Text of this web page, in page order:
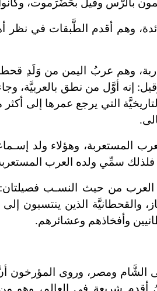
بالرَّس وقيل بحَضْرَموت،
وهم أقدم الطَّبقات في نظر
وهم عربُ اليمن من وَلَدِ
إنه أوَّل من نطق بالعربيَّة،
التي يرجع عمرها إلى
المستعربة، وهؤلاء ولد
فلذلك سمِّي ولده العرب
من حيث النسـب فصيلتان:
والقحطانيَّة الذين
وأفخاذهم وعشائرهم.
الشَّام ومصر، وروى
شريعة في العالم، وهو